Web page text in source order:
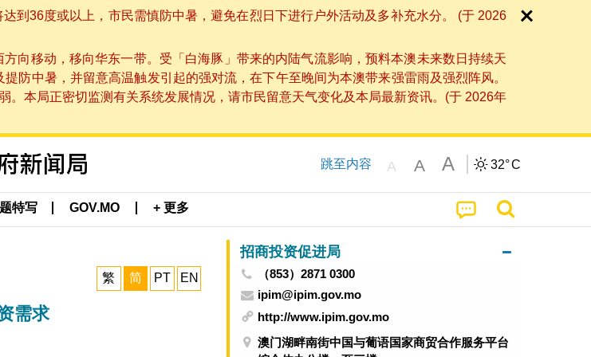
到36度或以上，市民需慎防中暑，避免在烈日下进行户外活动及多补充水分。 (于 2026
向移动，移向华东一带。受「白海豚」带来的内陆气流影响，预料本澳未来数日持续天
防中暑，并留意高温触发引起的强对流，在下午至晚间为本澳带来强雷雨及强烈阵风。
本局正密切监测有关系统发展情况，请市民留意天气变化及本局最新资讯。(于 2026年
跳至内容 A A A 32°C
特写 GOV.MO + 更多
繁 简 PT EN
需求
招商投资促进局
（853）2871 0300
ipim@ipim.gov.mo
http://www.ipim.gov.mo
澳门湖畔南街中国与葡语国家商贸合作服务平台